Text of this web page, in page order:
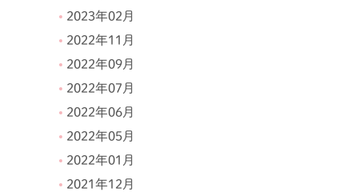
2023年02月
2022年11月
2022年09月
2022年07月
2022年06月
2022年05月
2022年01月
2021年12月